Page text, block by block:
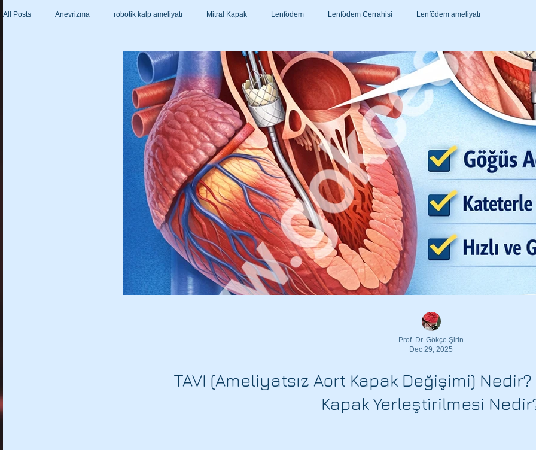
All Posts Anevrizma robotik kalp ameliyatı Mitral Kapak Lenfödem Lenfödem Cerrahisi Lenfödem ameliyatı
Lenfatikovenöz şant Lenfatikovenöz şant nedir? Lenfödem Çorabı Lenfödem Çorabı Nedir?
Lenfödem ve varis çorabı farkları? Lenfödem ve varis çorabı farkı!... Hamilelikte varis?
Hamilelikte Varis olur mu? Hamilelikte varis oluşur mu? Gebelikte Varis belirtileri?
Gebelikte Varis tedavi yöntemleri Gebelikte Varis ne zaman başlar? Gebelikte Varis neden olur?
Gebelikte varis oluşması normal mi? Gebelikte varis belirtileri Gebelikte varisi artıran faktörler? Gebelikte varis önlenebilir mi?
TAVI (Ameliyatsız Aort Kapak Değişimi)
Kapak Yerleştirilmesi
Prof. Dr. Gökçe Şirin
Dec 29, 2025